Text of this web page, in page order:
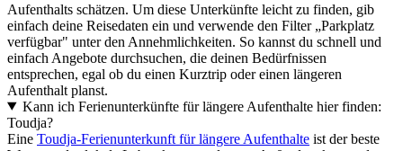
Aufenthalts schätzen. Um diese Unterkünfte leicht zu finden, gib
einfach deine Reisedaten ein und verwende den Filter „Parkplatz
verfügbar" unter den Annehmlichkeiten. So kannst du schnell und
einfach Angebote durchsuchen, die deinen Bedürfnissen
entsprechen, egal ob du einen Kurztrip oder einen längeren
Aufenthalt planst.
Kann ich Ferienunterkünfte für längere Aufenthalte hier finden:
Toudja?
Eine Toudja-Ferienunterkunft für längere Aufenthalte ist der beste